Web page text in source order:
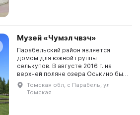
Музей «Чумэл чвэч»
Парабельский район является
домом для южной группы
селькупов. В августе 2016 г. на
верхней поляне озера Оськино был
открыт этнографический музей
селькупской культуры под
Томская обл, с Парабель, ул
Томская